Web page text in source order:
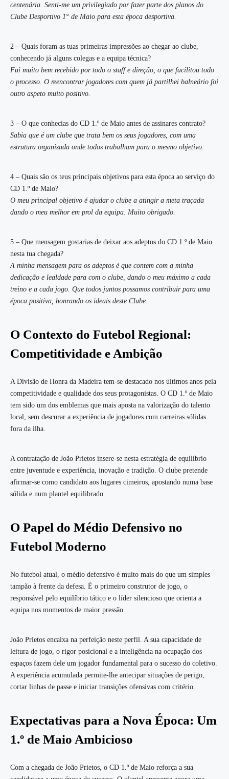
centenária. Senti-me um privilegiado por fazer parte dos planos do
Clube Desportivo 1° de Maio para esta época desportiva.
2 – Quais foram as tuas primeiras impressões ao chegar ao clube,
conhecendo já alguns colegas e a equipa técnica?
Fui muito bem recebido por todo o staff e direção, o que facilitou todo
o processo. O reencontrar jogadores com quem já partilhei balneário foi
outro aspeto muito positivo.
3 – O que conhecias do CD 1.º de Maio antes de assinares contrato?
Sabia que é um clube que trata bem os seus jogadores, com uma
estrutura organizada onde todos trabalham para o mesmo objetivo.
4 – Quais são os teus principais objetivos para esta época ao serviço do
CD 1.º de Maio?
O meu principal objetivo é ajudar o clube a atingir a meta traçada
dando o meu melhor em prol da equipa. Muito obrigado.
5 – Que mensagem gostarias de deixar aos adeptos do CD 1.º de Maio
nesta tua chegada?
A minha mensagem para os adeptos é que contem com a minha
dedicação e lealdade para com o clube, dando o meu máximo a cada
treino e a cada jogo. Que todos juntos possamos contribuir para uma
época positiva, honrando os ideais deste Clube.
O Contexto do Futebol Regional:
Competitividade e Ambição
A Divisão de Honra da Madeira tem-se destacado nos últimos anos pela
competitividade e qualidade dos seus protagonistas. O CD 1.º de Maio
tem sido um dos emblemas que mais aposta na valorização do talento
local, sem descurar a experiência de jogadores com carreiras sólidas
fora da ilha.
A contratação de João Prietos insere-se nesta estratégia de equilíbrio
entre juventude e experiência, inovação e tradição. O clube pretende
afirmar-se como candidato aos lugares cimeiros, apostando numa base
sólida e num plantel equilibrado.
O Papel do Médio Defensivo no
Futebol Moderno
No futebol atual, o médio defensivo é muito mais do que um simples
tampão à frente da defesa. É o primeiro construtor de jogo, o
responsável pelo equilíbrio tático e o líder silencioso que orienta a
equipa nos momentos de maior pressão.
João Prietos encaixa na perfeição neste perfil. A sua capacidade de
leitura de jogo, o rigor posicional e a inteligência na ocupação dos
espaços fazem dele um jogador fundamental para o sucesso do coletivo.
A experiência acumulada permite-lhe antecipar situações de perigo,
cortar linhas de passe e iniciar transições ofensivas com critério.
Expectativas para a Nova Época: Um
1.º de Maio Ambicioso
Com a chegada de João Prietos, o CD 1.º de Maio reforça a sua